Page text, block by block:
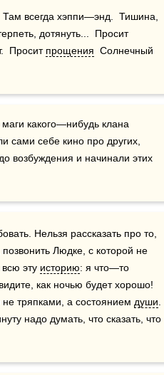
дотянуть...  Просит
Просит прощения
какого—нибудь клана
сами себе кино про других,
возбуждения и начинали этих
Нельзя рассказать про то,
Людке, с которой не
эту историю: я что—то
как ночью будет хорошо!
не тряпками, а состоянием души
надо думать, что сказать, что